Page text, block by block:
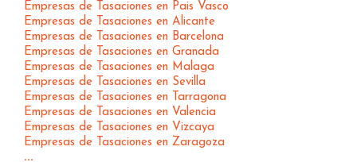
Empresas de Tasaciones en Pais Vasco
Empresas de Tasaciones en Alicante
Empresas de Tasaciones en Barcelona
Empresas de Tasaciones en Granada
Empresas de Tasaciones en Malaga
Empresas de Tasaciones en Sevilla
Empresas de Tasaciones en Tarragona
Empresas de Tasaciones en Valencia
Empresas de Tasaciones en Vizcaya
Empresas de Tasaciones en Zaragoza
...